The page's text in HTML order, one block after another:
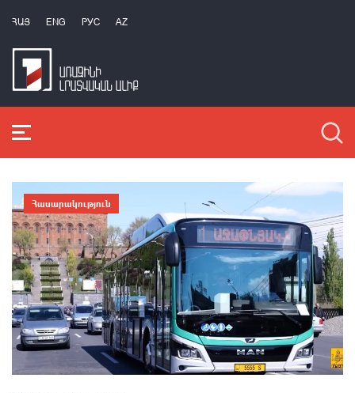
ՀԱՅ ENG РУС AZ
Հասարակություն